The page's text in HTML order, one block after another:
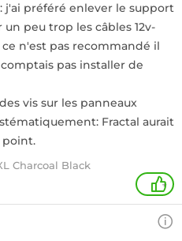
j'ai préféré enlever le support
peu trop les câbles 12v-
n'est pas recommandé il
pas installer de
vis sur les panneaux
Fractal aurait
point.
Charcoal Black
+